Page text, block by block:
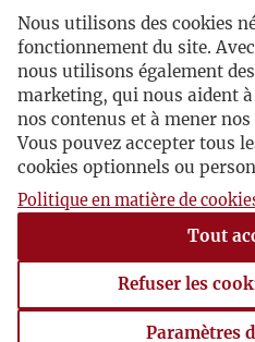
1964/1-2/195-196.
Recenzent
Londyn, 1963-11-27 ,
Terlecki przesyła tekst na
Aleksandra Rogalskiego -
tu o recenzję
, który
1964/1-2/195-196.
o najnowszą książkę
Nous utilisons des cookies
fonctionnement du site.
nous utilisons également
marketing, qui nous aident
nos contenus et à mener
Vous pouvez accepter tous
cookies optionnels ou
Politique en matière de
Tout
Refuser les
Paramètres